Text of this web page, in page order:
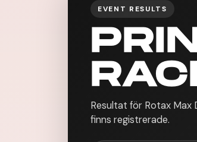
EVENT RESULTS
Resultat för Rotax Max
finns registrerade.